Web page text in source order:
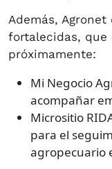
Además,
fortalecidas, que
próximamente:
Mi Negocio
acompañar
Micrositio
para el
agropecuario